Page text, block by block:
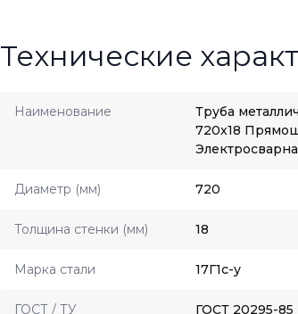
Технические
Наименование
Труба
720x18
Диаметр (мм) 720
Толщина стенки (мм) 18
Марка стали 17Г1с-у
ГОСТ / ТУ ГОСТ 20295-85